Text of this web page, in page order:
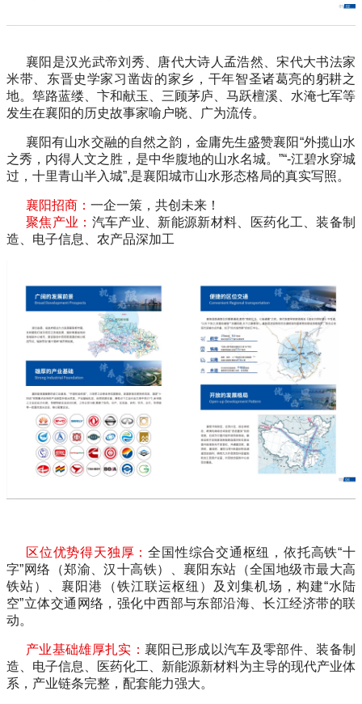
襄阳是汉光武帝刘秀、唐代大诗人孟浩然、宋代大书法家
米带、东晋史学家习凿齿的家乡，干年智圣诸葛亮的躬耕之
地。筚路蓝缕、卞和献玉、三顾茅庐、马跃檀溪、水淹七军等
发生在襄阳的历史故事家喻户晓、广为流传。
襄阳有山水交融的自然之韵，金庸先生盛赞襄阳“外揽山水
之秀，内得人文之胜，是中华腹地的山水名城。 ”“-江碧水穿城
过，十里青山半入城”,是襄阳城市山水形态格局的真实写照。
襄阳招商： 一企一策，共创未来！
聚焦产业： 汽车产业、新能源新材料、医药化工、装备制
造、电子信息、农产品深加工
区位优势得天独厚：全国性综合交通枢纽，依托高铁“十
字”网络（郑渝、汉十高铁）、襄阳东站（全国地级市最大高
铁站）、襄阳港（铁江联运枢纽）及刘集机场，构建“水陆
空”立体交通网络，强化中西部与东部沿海、长江经济带的联
动。
产业基础雄厚扎实： 襄阳已形成以汽车及零部件、装备制
造、电子信息、医药化工、新能源新材料为主导的现代产业体
系，产业链条完整，配套能力强大。